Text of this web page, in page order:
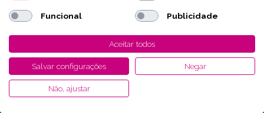
Transparência
Livro de Reclamações
Funcional Publicidade
Aceitar todos
Salvar configurações Negar
Não, ajustar